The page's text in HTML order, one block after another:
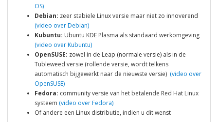
OS)
Debian: zeer stabiele Linux versie maar niet zo innoverend
(video over Debian)
Kubuntu: Ubuntu KDE Plasma als standaard werkomgeving
(video over Kubuntu)
OpenSUSE: zowel in de Leap (normale versie) als in de
Tubleweed versie (rollende versie, wordt telkens
automatisch bijgewerkt naar de nieuwste versie) (video over
OpenSUSE)
Fedora: community versie van het betalende Red Hat Linux
systeem (video over Fedora)
Of andere een Linux distributie, indien u dit wenst